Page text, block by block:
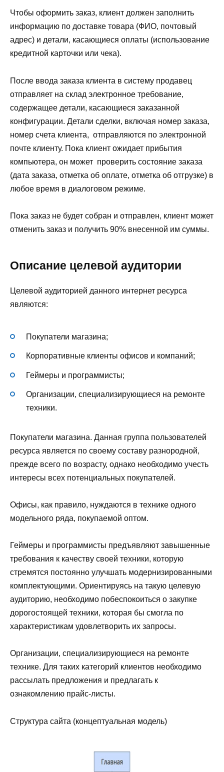
Чтобы оформить заказ, клиент должен заполнить
информацию по доставке товара (ФИО, почтовый
адрес) и детали, касающиеся оплаты (использование
кредитной карточки или чека).
После ввода заказа клиента в систему продавец
отправляет на склад электронное требование,
содержащее детали, касающиеся заказанной
конфигурации. Детали сделки, включая номер заказа,
номер счета клиента, отправляются по электронной
почте клиенту. Пока клиент ожидает прибытия
компьютера, он может проверить состояние заказа
(дата заказа, отметка об оплате, отметка об отгрузке) в
любое время в диалоговом режиме.
Пока заказ не будет собран и отправлен, клиент может
отменить заказ и получить 90% внесенной им суммы.
Описание целевой аудитории
Целевой аудиторией данного интернет ресурса
являются:
Покупатели магазина;
Корпоративные клиенты офисов и компаний;
Геймеры и программисты;
Организации, специализирующиеся на ремонте
техники.
Покупатели магазина. Данная группа пользователей
ресурса является по своему составу разнородной,
прежде всего по возрасту, однако необходимо учесть
интересы всех потенциальных покупателей.
Офисы, как правило, нуждаются в технике одного
модельного ряда, покупаемой оптом.
Геймеры и программисты предъявляют завышенные
требования к качеству своей техники, которую
стремятся постоянно улучшать модернизированными
комплектующими. Ориентируясь на такую целевую
аудиторию, необходимо побеспокоиться о закупке
дорогостоящей техники, которая бы смогла по
характеристикам удовлетворить их запросы.
Организации, специализирующиеся на ремонте
технике. Для таких категорий клиентов необходимо
рассылать предложения и предлагать к
ознакомлению прайс-листы.
Структура сайта (концептуальная модель)